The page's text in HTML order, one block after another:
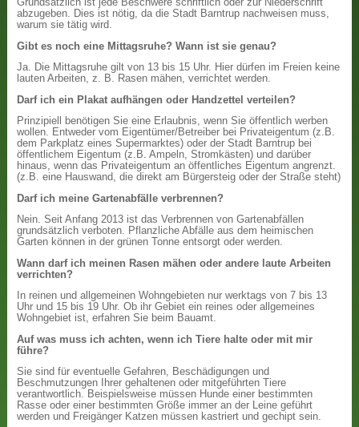
Grundsätzlich ist jede Beschwere schriftlich oder zur Niederschrift
abzugeben. Dies ist nötig, da die Stadt Barntrup nachweisen muss,
warum sie tätig wird.
Gibt es noch eine Mittagsruhe? Wann ist sie genau?
Ja. Die Mittagsruhe gilt von 13 bis 15 Uhr. Hier dürfen im Freien keine
lauten Arbeiten, z. B. Rasen mähen, verrichtet werden.
Darf ich ein Plakat aufhängen oder Handzettel verteilen?
Prinzipiell benötigen Sie eine Erlaubnis, wenn Sie öffentlich werben
wollen. Entweder vom Eigentümer/Betreiber bei Privateigentum (z.B.
dem Parkplatz eines Supermarktes) oder der Stadt Barntrup bei
öffentlichem Eigentum (z.B. Ampeln, Stromkästen) und darüber
hinaus, wenn das Privateigentum an öffentliches Eigentum angrenzt.
(z.B. eine Hauswand, die direkt am Bürgersteig oder der Straße steht)
Darf ich meine Gartenabfälle verbrennen?
Nein. Seit Anfang 2013 ist das Verbrennen von Gartenabfällen
grundsätzlich verboten. Pflanzliche Abfälle aus dem heimischen
Garten können in der grünen Tonne entsorgt oder werden.
Wann darf ich meinen Rasen mähen oder andere laute Arbeiten
verrichten?
In reinen und allgemeinen Wohngebieten nur werktags von 7 bis 13
Uhr und 15 bis 19 Uhr. Ob ihr Gebiet ein reines oder allgemeines
Wohngebiet ist, erfahren Sie beim Bauamt.
Auf was muss ich achten, wenn ich Tiere halte oder mit mir
führe?
Sie sind für eventuelle Gefahren, Beschädigungen und
Beschmutzungen Ihrer gehaltenen oder mitgeführten Tiere
verantwortlich. Beispielsweise müssen Hunde einer bestimmten
Rasse oder einer bestimmten Größe immer an der Leine geführt
werden und Freigänger Katzen müssen kastriert und gechipt sein.